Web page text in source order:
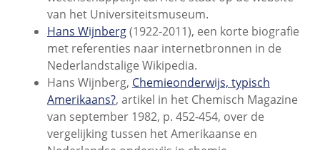
van het Universiteitsmuseum.
Hans Wijnberg(1922-2011), een korte biografie
met referenties naar internetbronnen in de
Nederlandstalige Wikipedia.
Hans Wijnberg, Chemieonderwijs, typisch
Amerikaans?, artikel in het Chemisch Magazine
van september 1982, p. 452-454, over de
vergelijking tussen het Amerikaanse en